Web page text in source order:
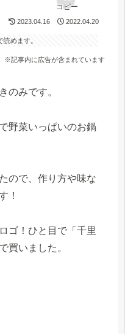
コピー
2023.04.16 2022.04.20
読めます。
※記事内に広告が含まれています
のみです。
野菜いっぱいのお鍋
ので、作り方や味な
！
ゴ！ひと目で「千里
買いました。